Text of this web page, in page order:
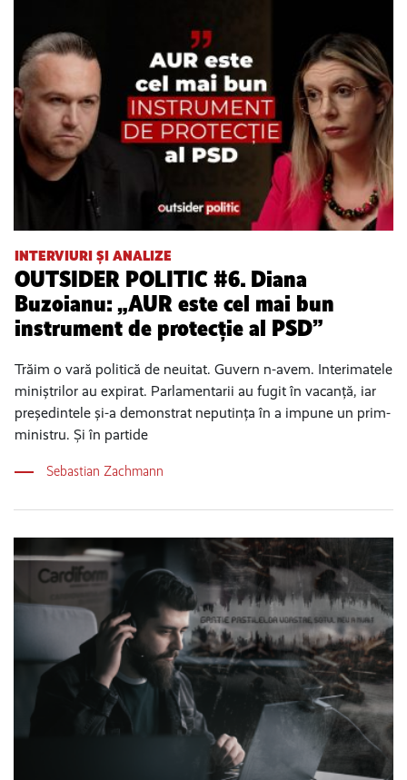
INTERVIURI ȘI ANALIZE
OUTSIDER POLITIC #6. Diana
Buzoianu: „AUR este cel mai bun
instrument de protecție al PSD”
Trăim o vară politică de neuitat. Guvern n-avem. Interimatele
miniștrilor au expirat. Parlamentarii au fugit în vacanță, iar
președintele și-a demonstrat neputința în a impune un prim-
ministru. Și în partide
Sebastian Zachmann